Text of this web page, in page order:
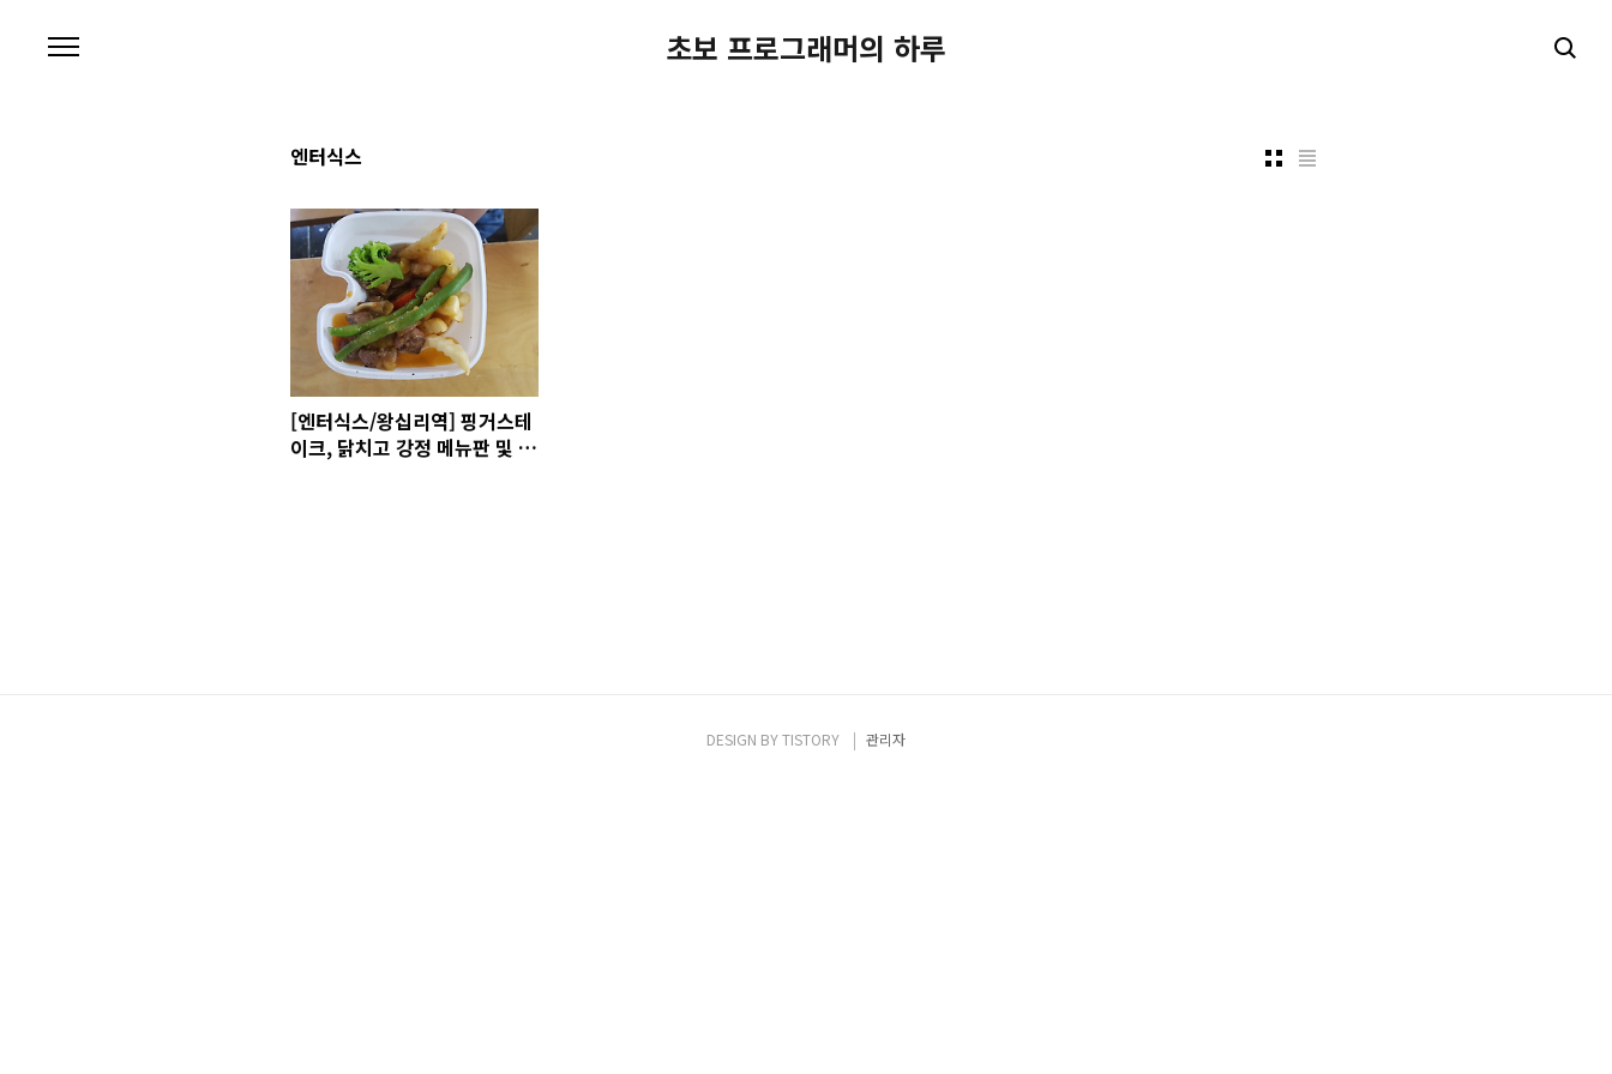
초보 프로그래머의 하루
엔터식스
[엔터식스/왕십리역] 핑거스테
이크, 닭치고 강정 메뉴판 및 음
DESIGN BYTISTORY 관리자